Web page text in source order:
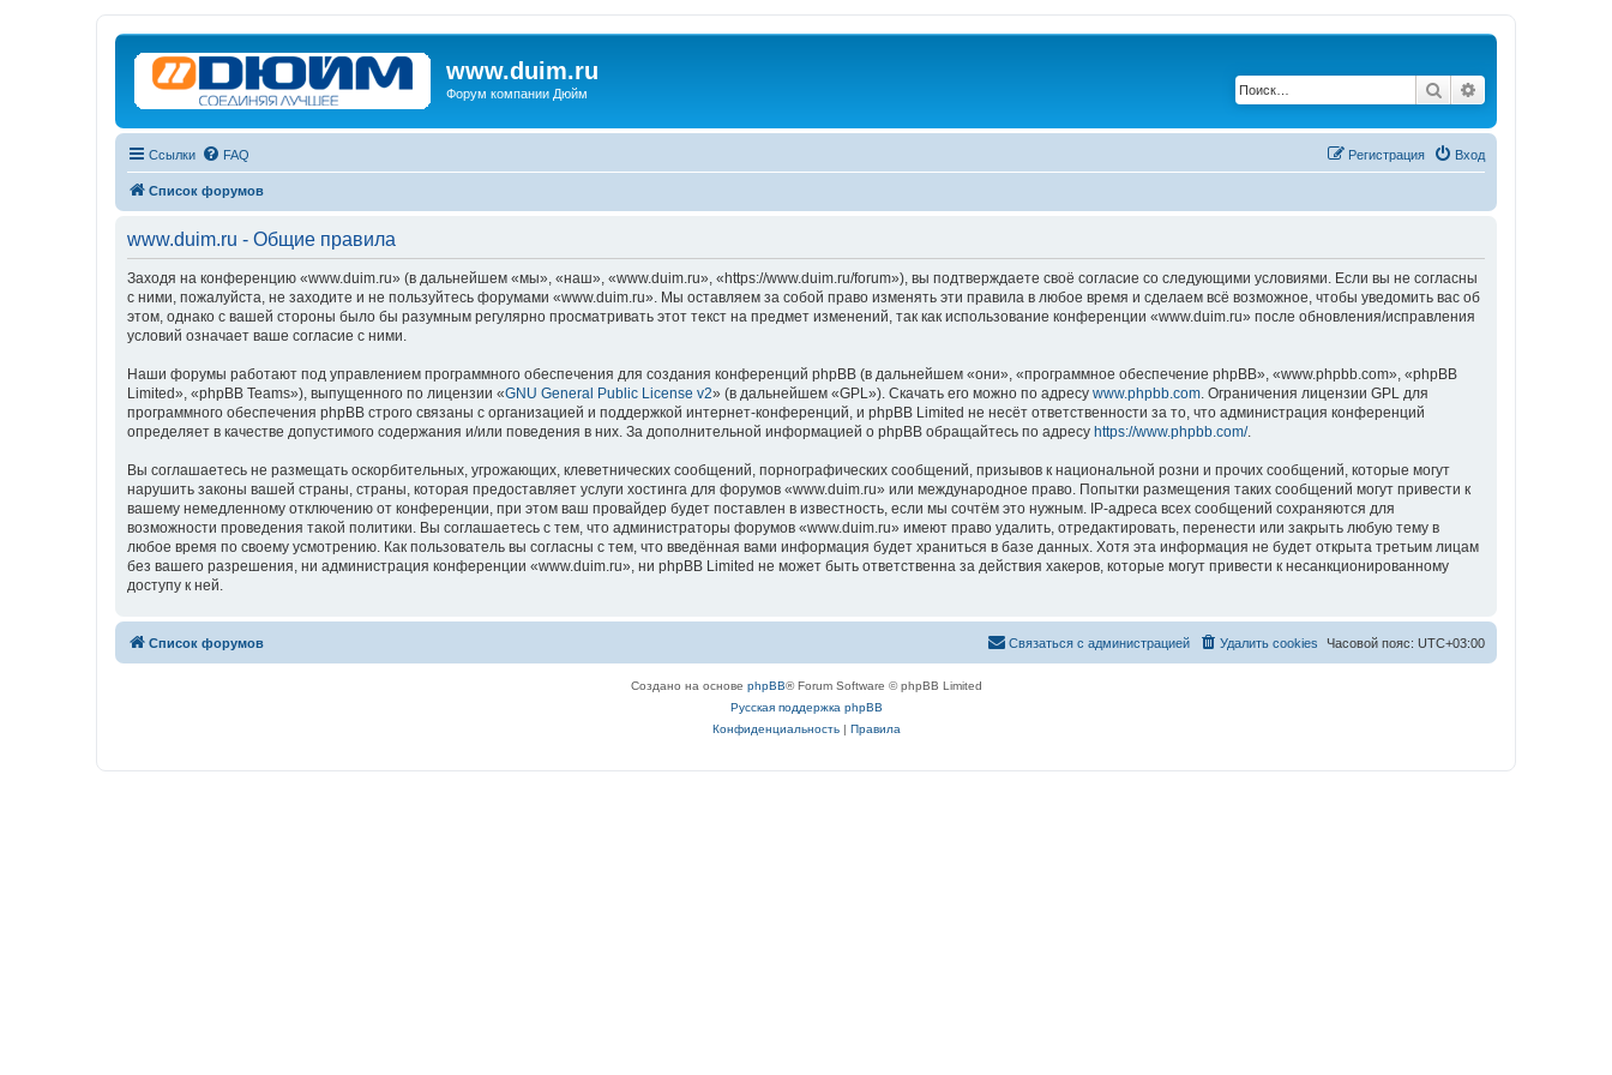
www.duim.ru
Форум компании Дюйм Поиск
Ссылки FAQ Вход
Регистрация
Список форумов
www.duim.ru - Общие правила
Заходя на конференцию «www.duim.ru» (в дальнейшем «мы», «наш», «www.duim.ru», «https://www.duim.ru/forum»), вы подтверждаете своё согласие со следующими условиями. Если вы не согласны
с ними, пожалуйста, не заходите и не пользуйтесь форумами «www.duim.ru». Мы оставляем за собой право изменять эти правила в любое время и сделаем всё возможное, чтобы уведомить вас об
этом, однако с вашей стороны было бы разумным регулярно просматривать этот текст на предмет изменений, так как использование конференции «www.duim.ru» после обновления/исправления
условий означает ваше согласие с ними.
Наши форумы работают под управлением программного обеспечения для создания конференций phpBB (в дальнейшем «они», «программное обеспечение phpBB», «www.phpbb.com», «phpBB
Limited», «phpBB Teams»), выпущенного по лицензии «GNU General Public License v2» (в дальнейшем «GPL»). Скачать его можно по адресу www.phpbb.com . Ограничения лицензии GPL для
программного обеспечения phpBB строго связаны с организацией и поддержкой интернет-конференций, и phpBB Limited не несёт ответственности за то, что администрация конференций
определяет в качестве допустимого содержания и/или поведения в них. За дополнительной информацией о phpBB обращайтесь по адресу https://www.phpbb.com/.
Вы соглашаетесь не размещать оскорбительных, угрожающих, клеветнических сообщений, порнографических сообщений, призывов к национальной розни и прочих сообщений, которые могут
нарушить законы вашей страны, страны, которая предоставляет услуги хостинга для форумов «www.duim.ru» или международное право. Попытки размещения таких сообщений могут привести к
вашему немедленному отключению от конференции, при этом ваш провайдер будет поставлен в известность, если мы сочтём это нужным. IP-адреса всех сообщений сохраняются для
возможности проведения такой политики. Вы соглашаетесь с тем, что администраторы форумов «www.duim.ru» имеют право удалить, отредактировать, перенести или закрыть любую тему в
любое время по своему усмотрению. Как пользователь вы согласны с тем, что введённая вами информация будет храниться в базе данных. Хотя эта информация не будет открыта третьим лицам
без вашего разрешения, ни администрация конференции «www.duim.ru», ни phpBB Limited не может быть ответственна за действия хакеров, которые могут привести к несанкционированному
доступу к ней.
Список форумов Часовой пояс: UTC+03:00
Удалить cookies
Связаться с администрацией
Создано на основе phpBB® Forum Software © phpBB Limited
Русская поддержка phpBB
Конфиденциальность| Правила